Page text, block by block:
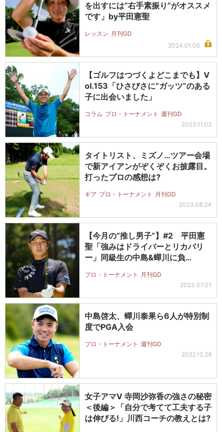
を出すには“右手素振り”がオススメ
です」by平田憲聖
レッスン 月刊GD
2024.01.06
【ゴルフはつづくよどこまでも】V
ol.153「ひさびさに“ガッツ”のある
子に出会いました」
コラム プロ・トーナメント 週刊GD
2023.11.02
タイトリスト、ミズノ…ツアー会場
で新アイアンがぞくぞくお披露目。
打ったプロの感想は?
ギア プロ・トーナメント
月刊GD
2023.08.24
【今月の“推し男子”】#2 平田憲
聖「強みはドライバーとリカバリ
ー」同級生の中島&蟬川に負…
プロ・トーナメント
月刊GD
2023.07.01
中島啓太、蟬川泰果ら6人が特別制
度でPGA入会
プロ・トーナメント 週刊GD
2022.12.28
女子アマV 寺岡沙弥香の強さの秘密
＜後編＞「自分で考てて工夫する子
は伸びる!」川西コーチの教えとは?